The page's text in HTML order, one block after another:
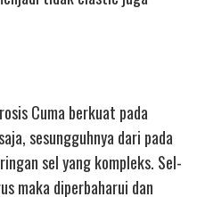
Cuma berkuat pada
sesungguhnya dari pada
sel yang kompleks. Sel-
maka diperbaharui dan